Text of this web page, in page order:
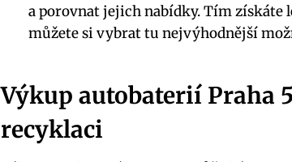
a porovnat jejich nabídky. Tím⁤ získáte
můžete si vybrat tu nejvýhodnější
Výkup autobaterií ‍Praha
recyklaci